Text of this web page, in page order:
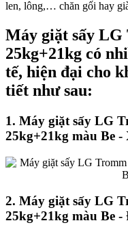
len, lông,… chăn gối hay
Máy giặt sấy LG
25kg+21kg có
tế, hiện đại cho
tiết như sau:
1. Máy giặt sấy LG
25kg+21kg màu Be -
2. Máy giặt sấy LG
25kg+21kg màu Be -